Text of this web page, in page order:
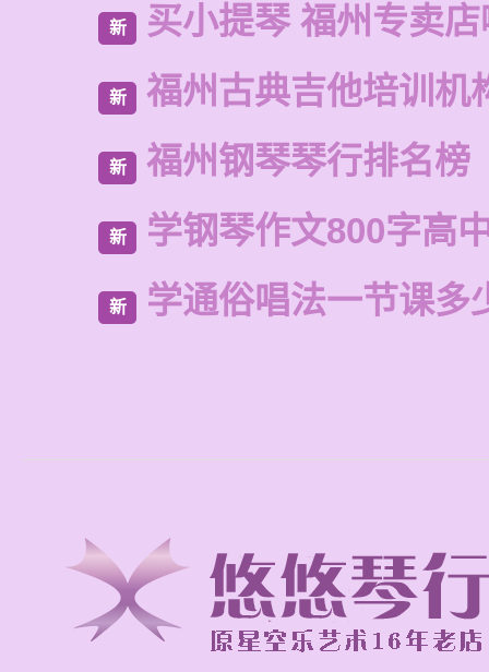
新 买小提琴 福州专卖
新 福州古典吉他培训机
新 福州钢琴琴行排名榜
新 学钢琴作文800字高
新 学通俗唱法一节课多